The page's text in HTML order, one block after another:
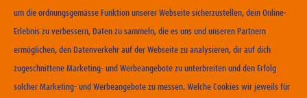
ERHÄLTLICHKEIT
KONTAKT
NUTZUNGSBEDINGUNGEN
um die ordnungsgemässe Funktion unserer Webseite sicherzustellen, dein Online-
Erlebnis zu verbessern, Daten zu sammeln, die es uns und unseren Partnern
ermöglichen, den Datenverkehr auf der Webseite zu analysieren, dir auf dich
zugeschnittene Marketing- und Werbeangebote zu unterbreiten und den Erfolg
solcher Marketing- und Werbeangebote zu messen. Welche Cookies wir jeweils für